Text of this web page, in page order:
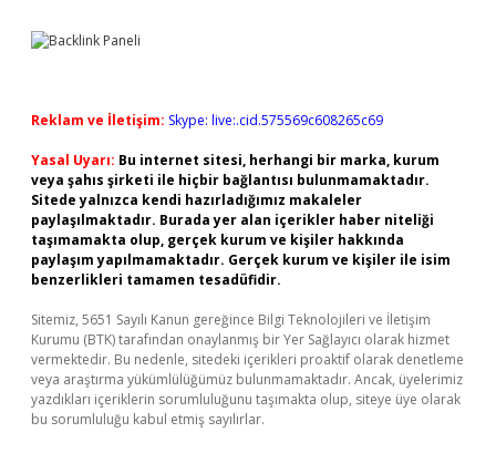
Reklam ve İletişim: Skype: live:.cid.575569c608265c69
Yasal Uyarı: Bu internet sitesi, herhangi bir marka, kurum
veya şahıs şirketi ile hiçbir bağlantısı bulunmamaktadır.
Sitede yalnızca kendi hazırladığımız makaleler
paylaşılmaktadır. Burada yer alan içerikler haber niteliği
taşımamakta olup, gerçek kurum ve kişiler hakkında
paylaşım yapılmamaktadır. Gerçek kurum ve kişiler ile isim
benzerlikleri tamamen tesadüfidir.
Sitemiz, 5651 Sayılı Kanun gereğince Bilgi Teknolojileri ve İletişim
Kurumu (BTK) tarafından onaylanmış bir Yer Sağlayıcı olarak hizmet
vermektedir. Bu nedenle, sitedeki içerikleri proaktif olarak denetleme
veya araştırma yükümlülüğümüz bulunmamaktadır. Ancak, üyelerimiz
yazdıkları içeriklerin sorumluluğunu taşımakta olup, siteye üye olarak
bu sorumluluğu kabul etmiş sayılırlar.